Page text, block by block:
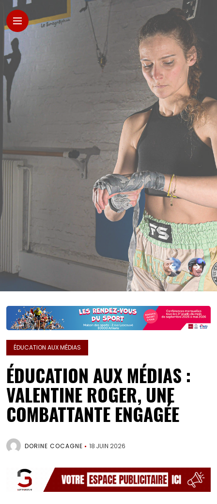
ÉDUCATION AUX MÉDIAS
ÉDUCATION AUX MÉDIAS :
VALENTINE ROGER, UNE
COMBATTANTE ENGAGÉE
DORINE COCAGNE 18 JUIN 2026